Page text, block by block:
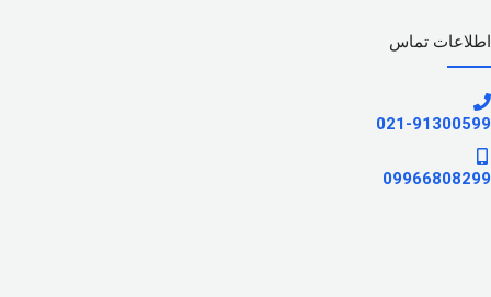
اطلاعات تماس
021-91300599
09966808299